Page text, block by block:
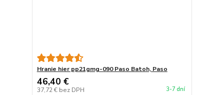
Hranie hier pp21gmg-090 Paso Batoh, Paso
46,40 €
37,72 € bez DPH 3-7 dní